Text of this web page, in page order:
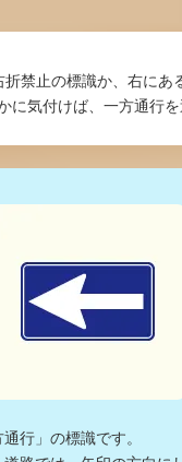
折禁止の標識か、右にあ
に気付けば、一方通行
行」の標識です。